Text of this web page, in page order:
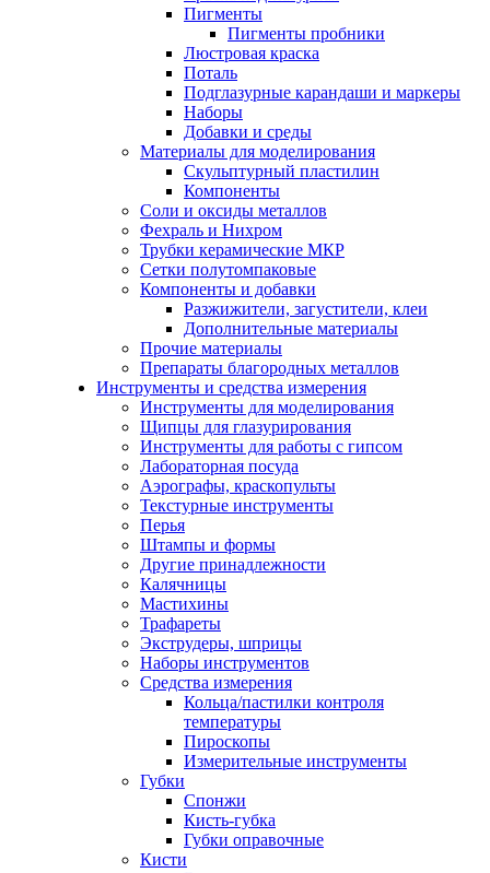
Пигменты
Пигменты пробники
Люстровая краска
Поталь
Подглазурные карандаши и маркеры
Наборы
Добавки и среды
Материалы для моделирования
Скульптурный пластилин
Компоненты
Соли и оксиды металлов
Фехраль и Нихром
Трубки керамические МКР
Сетки полутомпаковые
Компоненты и добавки
Разжижители, загустители, клеи
Дополнительные материалы
Прочие материалы
Препараты благородных металлов
Инструменты и средства измерения
Инструменты для моделирования
Щипцы для глазурирования
Инструменты для работы с гипсом
Лабораторная посуда
Аэрографы, краскопульты
Текстурные инструменты
Перья
Штампы и формы
Другие принадлежности
Калячницы
Мастихины
Трафареты
Экструдеры, шприцы
Наборы инструментов
Средства измерения
Кольца/пастилки контроля
температуры
Пироскопы
Измерительные инструменты
Губки
Спонжи
Кисть-губка
Губки оправочные
Кисти